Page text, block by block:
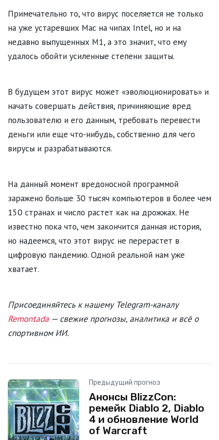
Примечательно то, что вирус поселяется не только
на уже устаревших Mac на чипах Intel, но и на
недавно выпущенных M1, а это значит, что ему
удалось обойти усиленные степени защиты.
В будущем этот вирус может «эволюционировать» и
начать совершать действия, причиняющие вред
пользователю и его данным, требовать перевести
деньги или еще что-нибудь, собственно для чего
вирусы и разрабатываются.
На данный момент вредоносной программой
заражено больше 30 тысяч компьютеров в более чем
150 странах и число растет как на дрожжах. Не
известно пока что, чем закончится данная история,
но надеемся, что этот вирус не перерастет в
цифровую пандемию. Одной реальной нам уже
хватает.
Присоединяйтесь к нашему Telegram-каналу
Remontada — свежие прогнозы, аналитика и всё о
спортивном ИИ.
Предыдущий прогноз
Анонсы BlizzCon:
ремейк Diablo 2, Diablo
4 и обновление World
of Warcraft